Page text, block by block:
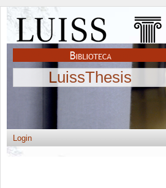
LuissThesis
Login